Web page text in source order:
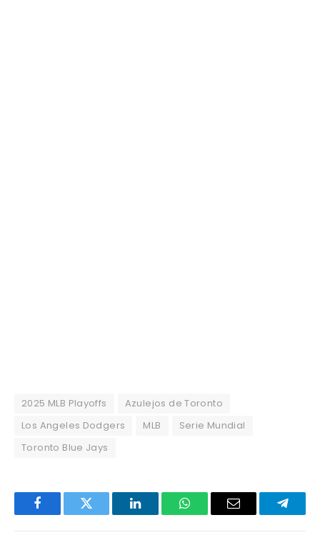
2025 MLB Playoffs
Azulejos de Toronto
Los Angeles Dodgers
MLB
Serie Mundial
Toronto Blue Jays
FacebookTwitter LinkedInWhatsAppEmail